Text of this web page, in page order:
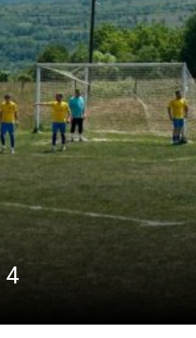
pe Mara”
Internațional de
a transformat muzica
CREDINȚA”
4